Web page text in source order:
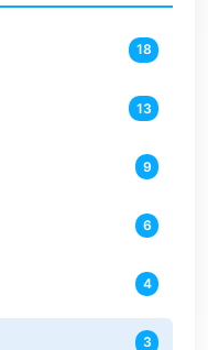
18
13
9
6
4
3